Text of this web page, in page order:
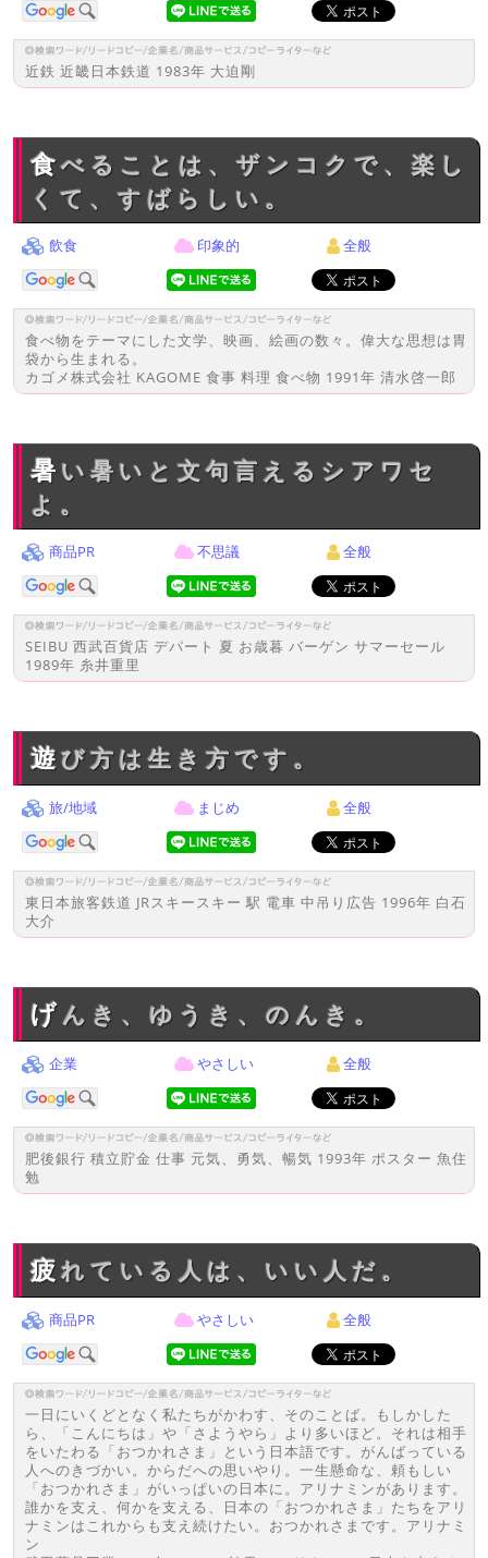
近鉄 近畿日本鉄道 1983年 大迫剛
食べることは、ザンコクで、楽し
くて、すばらしい。
飲食 印象的 全般
食べ物をテーマにした文学、映画、絵画の数々。偉大な思想は胃
袋から生まれる。
カゴメ株式会社 KAGOME 食事 料理 食べ物 1991年 清水啓一郎
暑い暑いと文句言えるシアワセ
よ。
商品PR 不思議 全般
SEIBU 西武百貨店 デパート 夏 お歳暮 バーゲン サマーセール
1989年 糸井重里
遊び方は生き方です。
旅/地域 まじめ 全般
東日本旅客鉄道 JRスキースキー 駅 電車 中吊り広告 1996年 白石
大介
げんき、ゆうき、のんき。
企業 やさしい 全般
肥後銀行 積立貯金 仕事 元気、勇気、暢気 1993年 ポスター 魚住
勉
疲れている人は、いい人だ。
商品PR やさしい 全般
一日にいくどとなく私たちがかわす、そのことば。もしかした
ら、「こんにちは」や「さようやら」より多いほど。それは相手
をいたわる「おつかれさま」という日本語です。がんばっている
人へのきづかい。からだへの思いやり。一生懸命な、頼もしい
「おつかれさま」がいっぱいの日本に。アリナミンがあります。
誰かを支え、何かを支える、日本の「おつかれさま」たちをアリ
ナミンはこれからも支え続けたい。おつかれさまです。アリナミ
ン